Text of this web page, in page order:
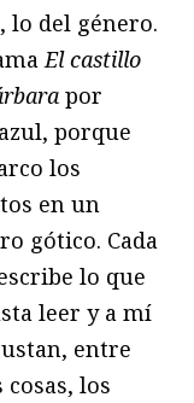
lo del género.
El castillo
rbara por
porque
los
en un
gótico. Cada
lo que
leer y a mí
entre
cosas, los